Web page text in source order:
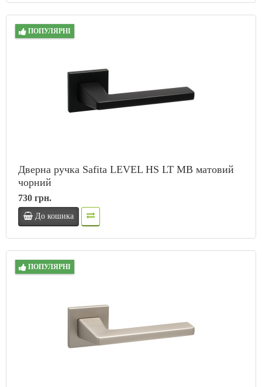
ПОПУЛЯРНІ
Дверна ручка Safita LEVEL HS LT MB матовий
чорний
730 грн.
До кошика
ПОПУЛЯРНІ